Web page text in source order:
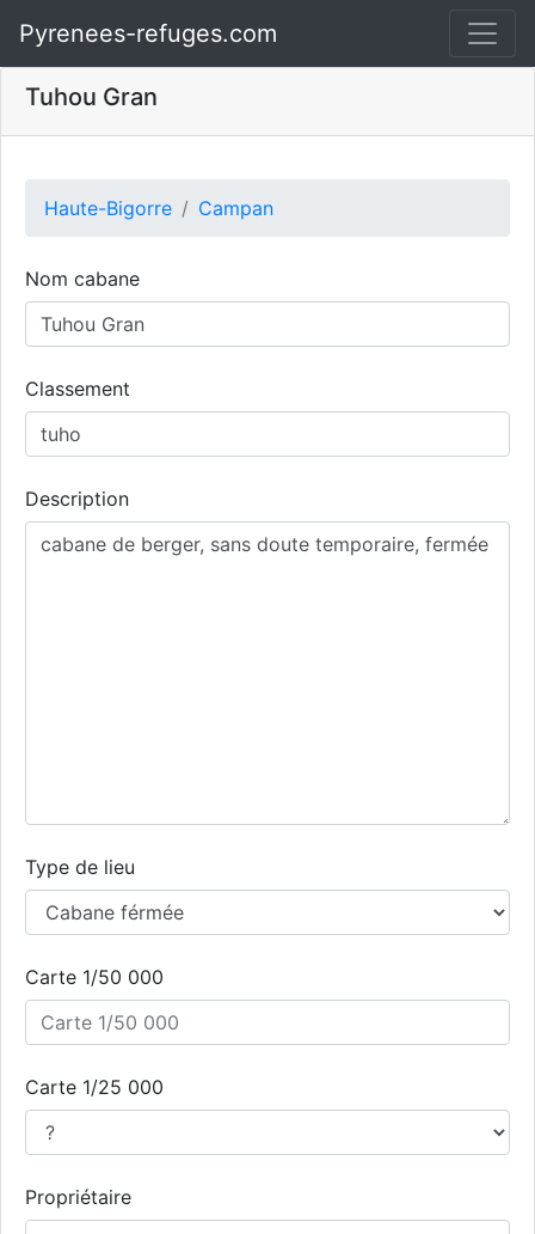
Pyrenees-refuges.com
Tuhou Gran
Haute-Bigorre Campan
Nom cabane
Classement
Description
Type de lieu
Carte 1/50 000
Carte 1/25 000
Propriétaire